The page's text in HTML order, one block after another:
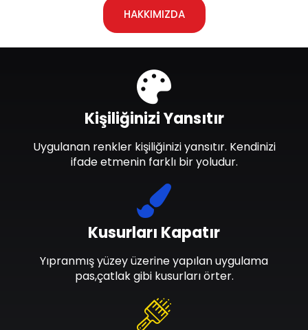
HAKKIMIZDA
Kusurları Kapatır
Yıpranmış yüzey üzerine yapılan uygulama
pas,çatlak gibi kusurları örter.
Kişiliğinizi Yansıtır
Uygulanan renkler kişiliğinizi yansıtır. Kendinizi
ifade etmenin farklı bir yoludur.